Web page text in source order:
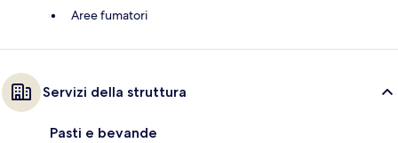
Aree fumatori
Servizi della struttura
Pasti e bevande